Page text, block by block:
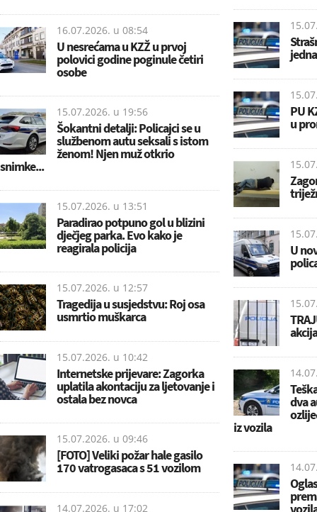
16.07.2026. u 08:54
U nesrećama u KZŽ u prvoj
polovici godine poginule četiri
osobe
15.07.2026. u 19:56
Šokantni detalji: Policajci se u
službenom autu seksali s istom
ženom! Njen muž otkrio
snimke...
15.07.2026. u 13:51
Paradirao potpuno gol u blizini
dječjeg parka. Evo kako je
reagirala policija
15.07.2026. u 12:57
Tragedija u susjedstvu: Roj osa
usmrtio muškarca
15.07.2026. u 10:42
Internetske prijevare: Zagorka
uplatila akontaciju za ljetovanje i
ostala bez novca
15.07.2026. u 09:46
[FOTO] Veliki požar hale gasilo
170 vatrogasaca s 51 vozilom
14.07.2026. u 17:02
PU
u
U
dva
iz vozila